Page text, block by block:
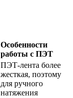
Особенности
работы с ПЭТ
ПЭТ-лента более
жесткая, поэтому
для ручного
натяжения